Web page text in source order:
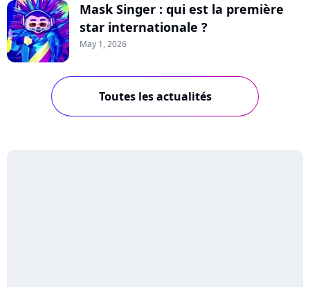
Mask Singer : qui est la première
star internationale ?
May 1, 2026
Toutes les actualités